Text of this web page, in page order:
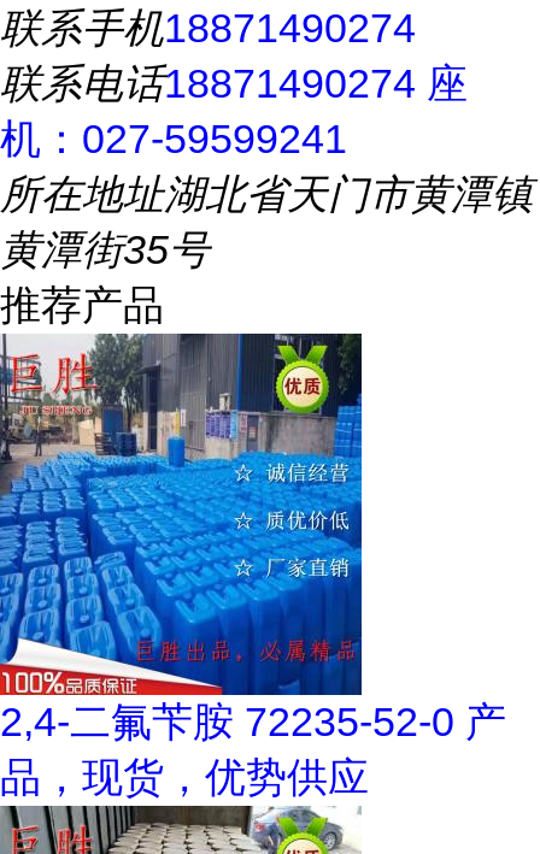
联系手机18871490274
联系电话18871490274 座
机：027-59599241
所在地址湖北省天门市黄潭镇
黄潭街35号
推荐产品
2,4-二氟苄胺 72235-52-0 产
品，现货，优势供应